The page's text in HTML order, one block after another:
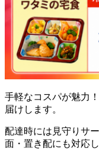
手軽なコスパが魅力
届け します。
配達時には見守りサ
面・置き配にも対応し